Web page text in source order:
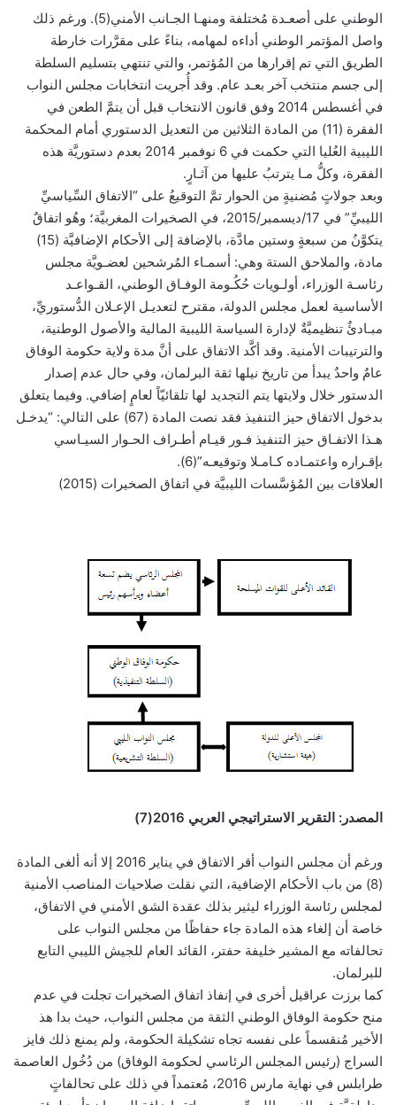
الوطني على أصعـدة مُختلفة ومنهـا الجـانب الأمني(5). ورغم ذلك
واصل المؤتمر الوطني أداءه لمهامه، بناءً على مقرَّرات خارطة
الطريق التي تم إقرارها من المُؤتمر، والتي تنتهي بتسليم السلطة
إلى جسم منتخب آخر بعـد عام. وقد أُجريت انتخابات مجلس النواب
في أغسطس 2014 وفق قانون الانتخاب قبل أن يتمَّ الطعن في
الفقرة (11) من المادة الثلاثين من التعديل الدستوري أمام المحكمة
الليبية العُليا التي حكمت في 6 نوفمبر 2014 بعدم دستوريَّة هذه
الفقرة، وكلُّ مـا يترتبُ عليها من آثـارٍ.
وبعد جولاتٍ مُضنيةٍ من الحوار تمَّ التوقيعُ على “الاتفاق السِّياسيِّ
الليبيِّ” في 17/ديسمبر/2015، في الصخيرات المغربيَّة؛ وهُو اتفاقٌ
يتكوَّنُ من سبعةٍ وستين مادَّة، بالإضافة إلى الأحكام الإضافيَّة (15)
مادة، والملاحق الستة وهي: أسمـاء المُرشحين لعضـويَّة مجلس
رئاسـة الوزراء، أولـويات حُكُـومة الوفـاق الوطني، القـواعـد
الأساسية لعمل مجلس الدولة، مقترح لتعديـل الإعـلان الدُّستوريِّ،
مبـادئٌ تنظيميَّةٌ لإدارة السياسة الليبية المالية والأصول الوطنية،
والترتيبات الأمنية. وقد أكَّد الاتفاق على أنَّ مدة ولاية حكومة الوفاق
عامٌ واحدٌ يبدأ من تاريخ نيلها ثقة البرلمان، وفي حال عدم إصدار
الدستور خلال ولايتها يتم التجديد لها تلقائيّاً لعامٍ إضافي. وفيما يتعلق
بدخول الاتفاق حيز التنفيذ فقد نصت المادة (67) على التالي: “يدخـل
هـذا الاتفـاق حيز التنفيذ فـور قيـام أطـراف الحـوار السيـاسي
بإقـراره واعتمـاده كـامـلا وتوقيعـه”(6).
العلاقات بين المُؤسَّسات الليبيَّة في اتفاق الصخيرات (2015)
المصدر: التقرير الاستراتيجي العربي 2016(7)
ورغم أن مجلس النواب أقر الاتفاق في يناير 2016 إلا أنه ألغى المادة
(8) من باب الأحكام الإضافية، التي نقلت صلاحيات المناصب الأمنية
لمجلس رئاسة الوزراء ليثير بذلك عقدة الشق الأمني في الاتفاق،
خاصة أن إلغاء هذه المادة جاء حفاظًا من مجلس النواب على
تحالفاته مع المشير خليفة حفتر، القائد العام للجيش الليبي التابع
للبرلمان.
كما برزت عراقيل أخرى في إنفاذ اتفاق الصخيرات تجلت في عدم
منح حكومة الوفاق الوطني الثقة من مجلس النواب، حيث بدا هذ
الأخير مُنقسماً على نفسه تجاه تشكيلة الحكومة، ولم يمنع ذلك فايز
السراج (رئيس المجلس الرئاسي لحكومة الوفاق) من دُخُول العاصمة
طرابلس في نهاية مارس 2016، مُعتمداً في ذلك على تحالفاتٍ